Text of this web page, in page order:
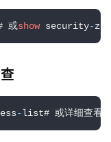
或show security-
-list# 或详细查看